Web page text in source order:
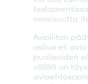
omaisuutta
Avioliiton
ositus eli
puolisoiden
välillä on